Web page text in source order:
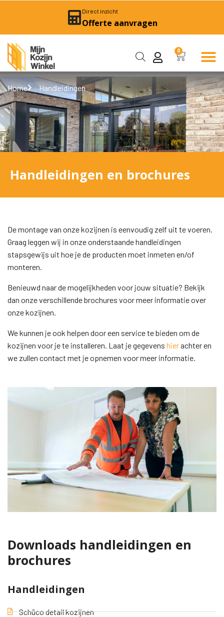
Direct inzicht
Offerte aanvragen
0
Home Handleidingen
Handleidingen en brochures
De montage van onze kozijnen is eenvoudig zelf uit te voeren.
Graag leggen wij in onze onderstaande handleidingen
stapsgewijs uit hoe je de producten moet inmeten en/of
monteren.
Benieuwd naar de mogelijkheden voor jouw situatie? Bekijk
dan onze verschillende brochures voor meer informatie over
onze kozijnen.
We kunnen je ook helpen door een service te bieden om de
kozijnen voor je te installeren. Laat je gegevens hierachter en
we zullen contact met je opnemen voor meer informatie.
Downloads handleidingen en
brochures
Handleidingen
Schüco detail kozijnen